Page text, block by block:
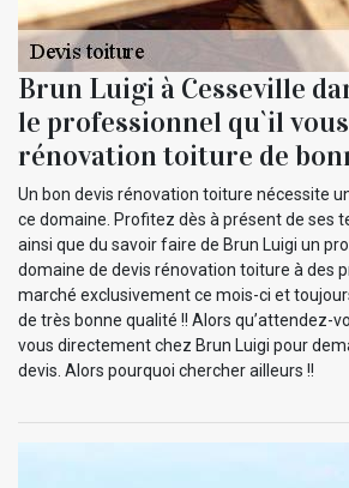
Brun Luigi à Cesseville
le professionnel qu`il
rénovation toiture de
Un bon devis rénovation toiture nécessite
ce domaine. Profitez dès à présent de ses
ainsi que du savoir faire de Brun Luigi un
domaine de devis rénovation toiture à des
marché exclusivement ce mois-ci et
de très bonne qualité !! Alors qu’attendez-
vous directement chez Brun Luigi pour
devis. Alors pourquoi chercher ailleurs !!